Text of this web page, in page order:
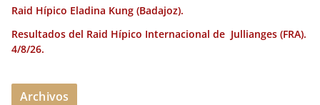
Raid Hípico Eladina Kung (Badajoz).
Resultados del Raid Hípico Internacional de Jullianges (FRA).
4/8/26.
Archivos